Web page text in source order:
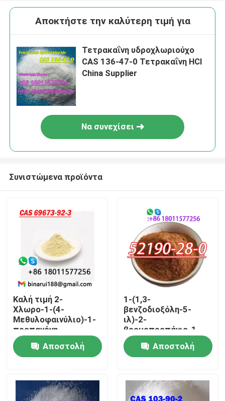
Σπίτι
Βίντεο
Αποκτήστε την καλύτερη τιμή για
Τετρακαΐνη υδροχλωριούχο
CAS 136-47-0 Τετρακαΐνη HCl
China Supplier
Να συνεχίσει
Συνιστώμενα προϊόντα
Καλή τιμή 2-
Χλωρο-1-(4-
Μεθυλοφαινύλιο)-1-
προπανόνη
C10H11ClO β-
Χλωρο-4-
μεθυλοπροπιοφαινόνη
Αποστολή
1-(1,3-
βενζοδιοξόλη-5-
ιλ)-2-
βρομοπροπάνιο-1-
ένα/1-(βενζο[d]
[1,3]διοξόλη-5-ιλ)-2-
βρομοπροπάνιο-1-
Αποστολή